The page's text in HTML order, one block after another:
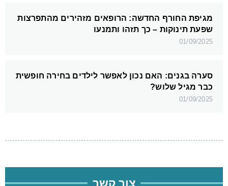
מגיפת החורף החדשה: הרופאים מזהירים מהתפרצות
שפעת תינוקות – כך תזהו ותמנעו
01/09/2025
סערה בגנים: האם נכון לאפשר לילדים בחירה חופשית
כבר מגיל שלוש?
01/09/2025
צור קשר